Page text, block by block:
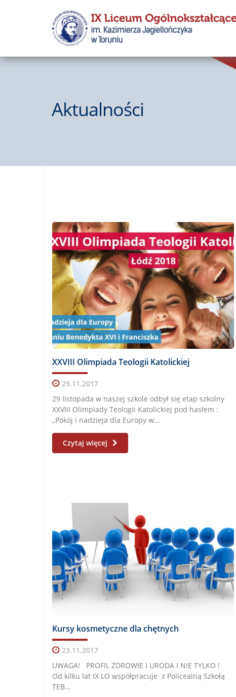
Aktualności
XXVIII Olimpiada Teologii Katolickiej
29.11.2017
29 listopada w naszej szkole odbył się etap szkolny
XXVIII Olimpiady Teologii Katolickiej pod hasłem :
„Pokój i nadzieja dla Europy w...
Czytaj więcej
Kursy kosmetyczne dla chętnych
23.11.2017
UWAGA! PROFIL ZDROWIE I URODA I NIE TYLKO !
Od kilku lat IX LO współpracuje z Policealną Szkołą
TEB...